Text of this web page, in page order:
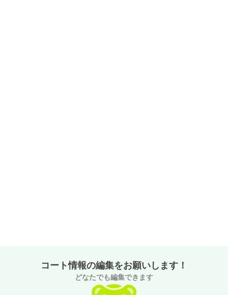
コート情報の編集をお願いします！
どなたでも編集できます